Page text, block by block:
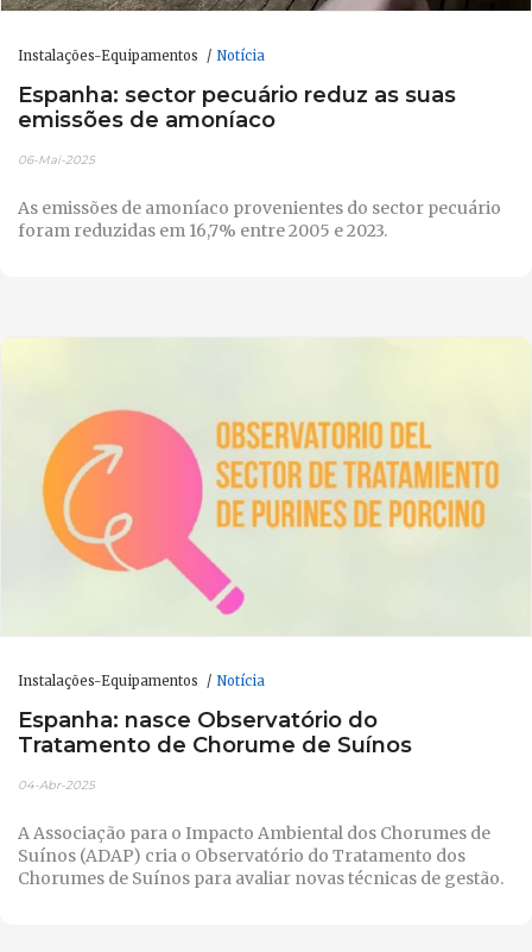
Instalações-Equipamentos Notícia
Espanha: sector pecuário reduz as suas
emissões de amoníaco
06-Mai-2025
As emissões de amoníaco provenientes do sector pecuário
foram reduzidas em 16,7% entre 2005 e 2023.
Instalações-Equipamentos Notícia
Espanha: nasce Observatório do
Tratamento de Chorume de Suínos
04-Abr-2025
A Associação para o Impacto Ambiental dos Chorumes de
Suínos (ADAP) cria o Observatório do Tratamento dos
Chorumes de Suínos para avaliar novas técnicas de gestão.